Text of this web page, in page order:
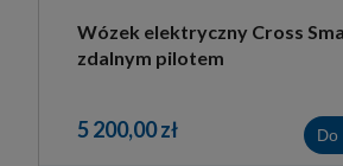
Wózek elektryczny Cross
zdalnym pilotem
5 200,00 zł Do